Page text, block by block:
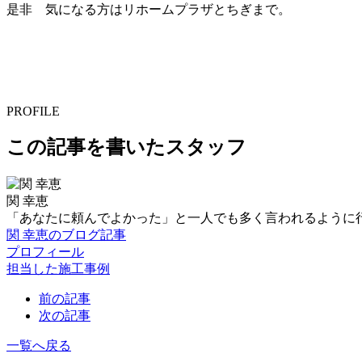
是非 気になる方はリホームプラザとちぎまで。
PROFILE
この記事を書いたスタッフ
関 幸恵
「あなたに頼んでよかった」と一人でも多く言われるように
関 幸恵のブログ記事
プロフィール
担当した施工事例
前の記事
次の記事
一覧へ戻る